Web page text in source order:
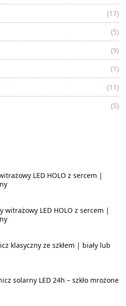
(17)
(5)
(9)
(1)
(11)
(5)
LED HOLO z sercem |
witrażowy LED HOLO z sercem |
klasyczny ze szkłem | biały lub
solarny LED 24h – szkło mrożone